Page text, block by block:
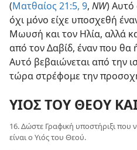
(Ματθαίος 21:5, 9, NW) Αυτό
όχι μόνο είχε υποσχεθή
Μωυσή και τον Ηλία, αλλά
από τον Δαβίδ, έναν που θα
Αυτό βεβαιώνεται από την
τώρα στρέφομε την
ΥΙΟΣ ΤΟΥ ΘΕΟΥ
16. Δώστε Γραφική υποστήριξι που
είναι ο Υιός του Θεού.